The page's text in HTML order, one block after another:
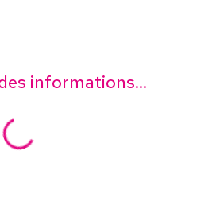
informations...